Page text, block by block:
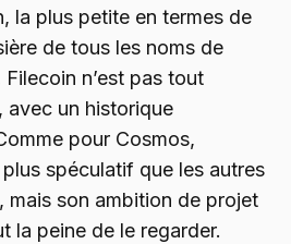
la plus petite en termes de
de tous les noms de
n’est pas tout
avec un historique
pour Cosmos,
spéculatif que les autres
mais son ambition de projet
la peine de le regarder.